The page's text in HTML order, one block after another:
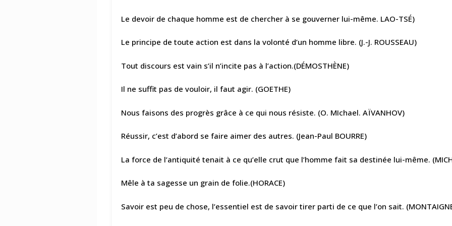
Le devoir de chaque homme est de chercher à se gouverner lui-même. LAO-TSÉ)
Le principe de toute action est dans la volonté d’un homme libre. (J.-J. ROUSSEAU)
Tout discours est vain s’il n’incite pas à l’action.(DÉMOSTHÈNE)
Il ne suffit pas de vouloir, il faut agir. (GOETHE)
Nous faisons des progrès grâce à ce qui nous résiste. (O. MIchael. AÏVANHOV)
Réussir, c’est d’abord se faire aimer des autres. (Jean-Paul BOURRE)
La force de l’antiquité tenait à ce qu’elle crut que l’homme fait sa destinée lui-même.
Mêle à ta sagesse un grain de folie.(HORACE)
Savoir est peu de chose, l’essentiel est de savoir tirer parti de ce que l’on sait.